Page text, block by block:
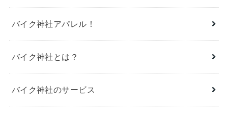
バイク神社アパレル！
バイク神社とは？
バイク神社のサービス